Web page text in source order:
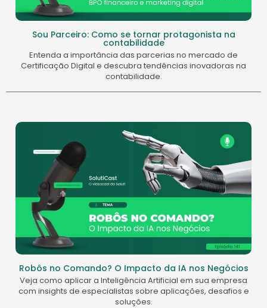
Sou Parceiro: Como se tornar protagonista na
contabilidade
Entenda a importância das parcerias no mercado de
Certificação Digital e descubra tendências inovadoras na
contabilidade.
Robôs no Comando? O Impacto da IA nos Negócios
Veja como aplicar a Inteligência Artificial em sua empresa
com insights de especialistas sobre aplicações, desafios e
soluções.